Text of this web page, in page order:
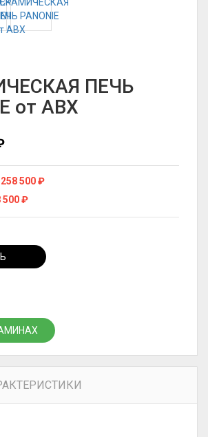
ПЕЧЬ
от ABX
258 500₽
500₽